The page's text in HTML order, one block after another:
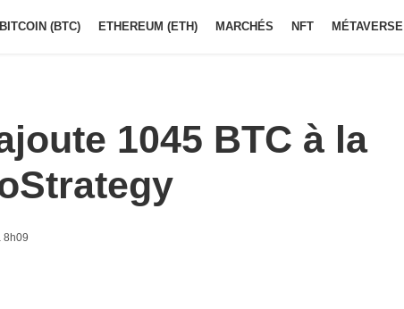
BITCOIN (BTC) ETHEREUM (ETH) MARCHÉS NFT MÉTAVERSE
1045 BTC à la
8h09